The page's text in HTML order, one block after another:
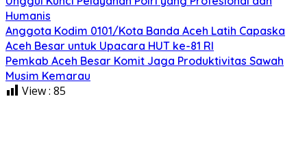
Humanis
Anggota Kodim 0101/Kota Banda Aceh Latih Capaska
Aceh Besar untuk Upacara HUT ke-81 RI
Pemkab Aceh Besar Komit Jaga Produktivitas Sawah
Musim Kemarau
View : 85